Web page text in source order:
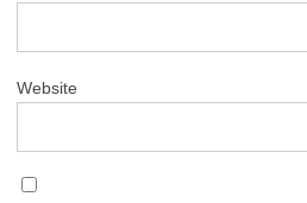
Website